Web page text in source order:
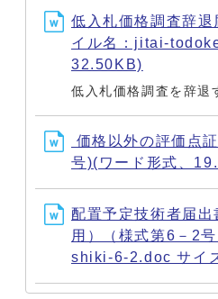
低入札価格調査辞
イル名：jitai-
32.50KB)
低入札価格調査を辞退
価格以外の評価点
号)(ワード形式、
配置予定技術者届
用）（様式第6－2
shiki-6-2.doc サイ